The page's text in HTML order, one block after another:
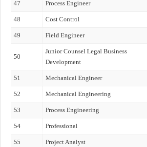
47 Process Engineer
48 Cost Control
49 Field Engineer
50
Junior Counsel Legal Business
Development
51 Mechanical Engineer
52 Mechanical Engineering
53 Process Engineering
54 Professional
55 Project Analyst